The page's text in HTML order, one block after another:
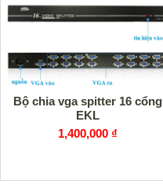
Bộ chia vga spitter 16 cổng
EKL
1,400,000 ₫